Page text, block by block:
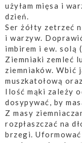
użyłam mięsa i
dzień.
Ser żółty zetrzeć
i warzyw.
imbirem i ew. solą
Ziemniaki zemleć
ziemniaków. Wbić
muszkatołową
Ilość mąki zależy
dosypywać, by
Z masy
rozpłaszczać na
brzegi. Uformować